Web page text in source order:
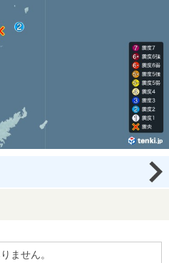
ません。